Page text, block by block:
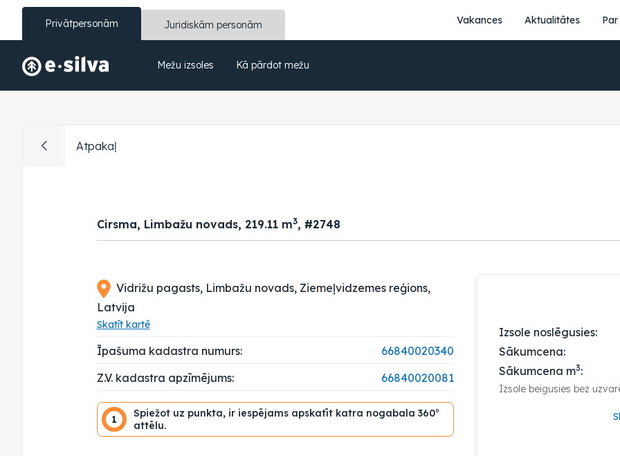
Privātpersonām Juridiskām personām Vakances Aktualitātes
Mežu izsoles Kā pārdot mežu
Atpakaļ
Cirsma, Limbažu novads, 219.11 m3, #2748
Vidrižu pagasts, Limbažu novads, Ziemeļvidzemes reģions,
Latvija
Skatīt kartē
Īpašuma kadastra numurs:
66840020340
Z.V. kadastra apzīmējums:
66840020081
1
Spiežot uz punkta, ir iespējams apskatīt katra nogabala 360°
attēlu.
Izsole noslēgusies:
Sākumcena:
Sākumcena m3:
Izsole beigusies bez